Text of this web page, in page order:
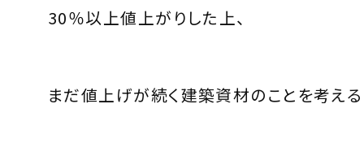
30％以上値上がりした上、
まだ値上げが続く建築資材のことを考える